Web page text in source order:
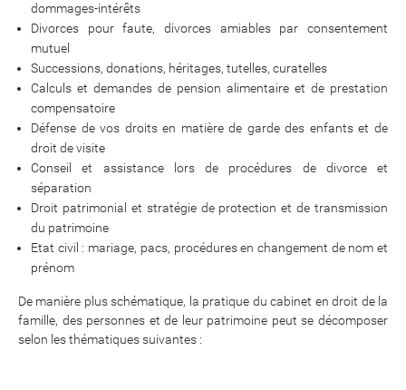
dommages-intérêts
Divorces pour faute, divorces amiables par consentement
mutuel
Successions, donations, héritages, tutelles, curatelles
Calculs et demandes de pension alimentaire et de prestation
compensatoire
Défense de vos droits en matière de garde des enfants et de
droit de visite
Conseil et assistance lors de procédures de divorce et
séparation
Droit patrimonial et stratégie de protection et de transmission
du patrimoine
Etat civil : mariage, pacs, procédures en changement de nom et
prénom
De manière plus schématique, la pratique du cabinet en droit de la
famille, des personnes et de leur patrimoine peut se décomposer
selon les thématiques suivantes :